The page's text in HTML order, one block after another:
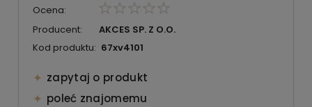
Ocena:
Producent:
AKCES SP. Z O.O.
Kod produktu: 67xv4101
zapytaj o produkt
poleć znajomemu